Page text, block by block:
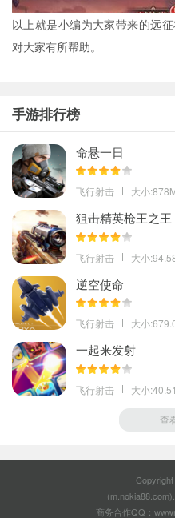
以上就是小编为大家带来的远
对大家有所帮助。
手游排行榜
命悬一日
飞行射击 大小
狙击精英枪王之王
飞行射击 大小
逆空使命
飞行射击 大小
一起来发射
飞行射击 大小
查
商务合作QQ：